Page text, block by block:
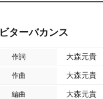
ビターバカンス
作詞 大森元貴
作曲 大森元貴
編曲 大森元貴